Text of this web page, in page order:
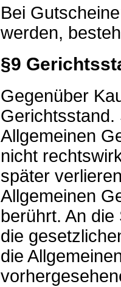
Bei
werden,
§9
Gegenüber
Gerichtsstand.
Allgemeinen
nicht
später
Allgemeinen
berührt. An
die
die